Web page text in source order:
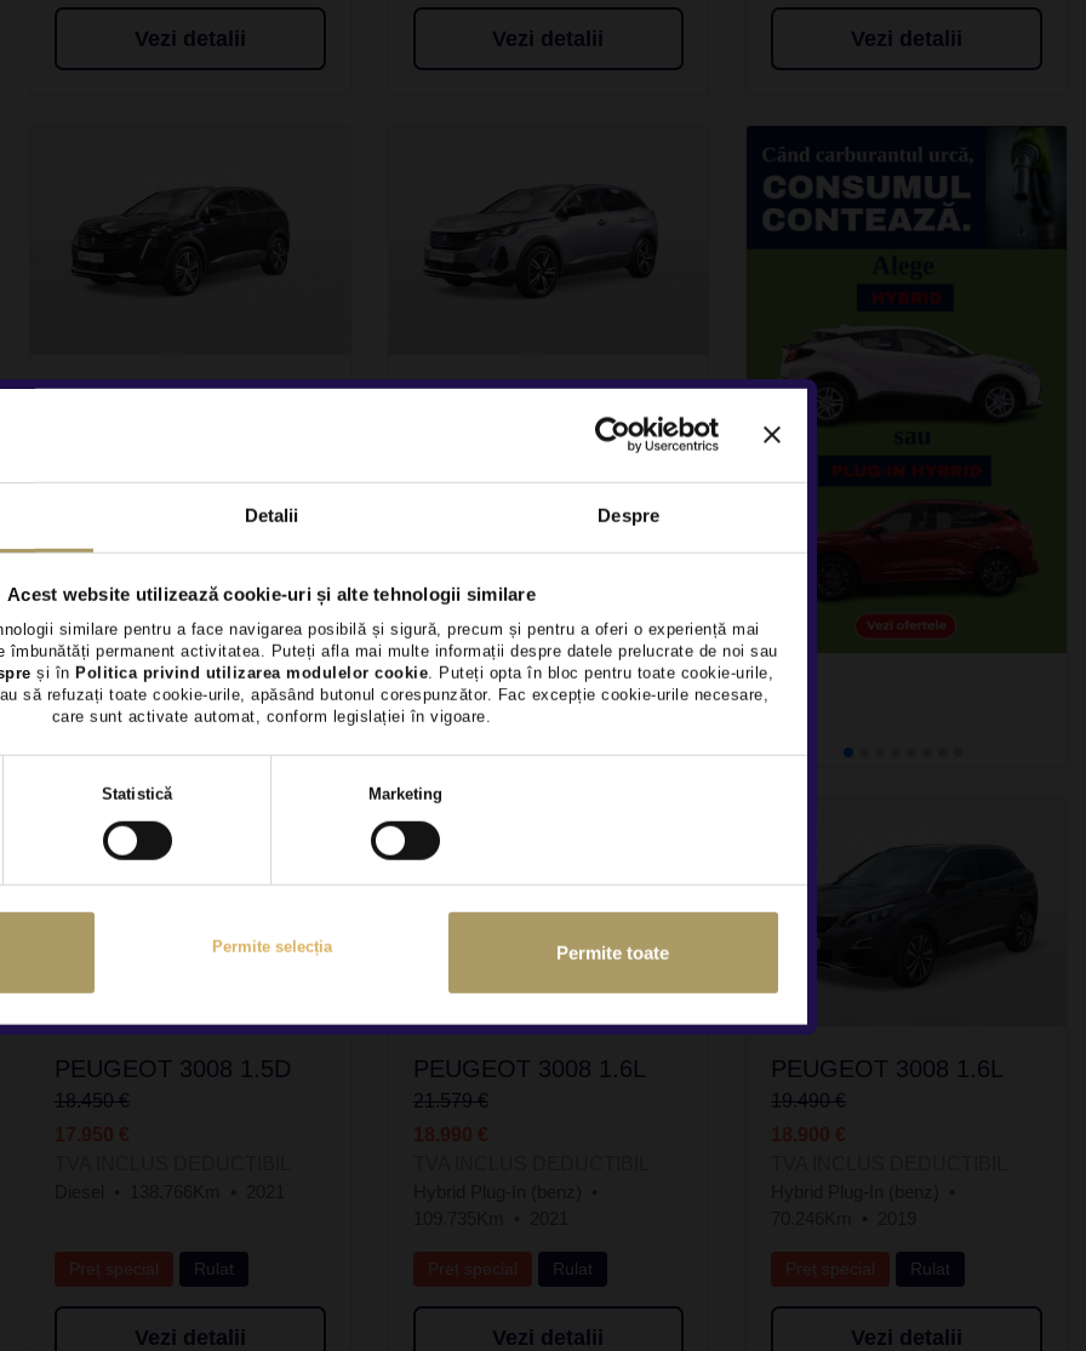
Detalii Despre
Acest website utilizează cookie-uri și alte tehnologii similare
similare pentru a face navigarea posibilă și sigură, precum și pentru a oferi o experiență mai
îmbunătăți permanent activitatea. Puteți afla mai multe informații despre datele prelucrate de noi sau
și în Politica privind utilizarea modulelor cookie. Puteți opta în bloc pentru toate cookie-urile,
să refuzați toate cookie-urile, apăsând butonul corespunzător. Fac excepție cookie-urile necesare,
care sunt activate automat, conform legislației în vigoare.
consimțământului
Statistică Marketing
Permite selecția Permite toate
Vezi detalii Vezi detalii Vezi detalii
PEUGEOT 3008 1.6L
Preț special Rulat
Vezi detalii
PEUGEOT 3008 1.6L
Preț special
Rezervat
Vezi detalii
PEUGEOT 3008 1.5D
18.450 €
17.950 €
Preț special Rulat
Vezi detalii
PEUGEOT 3008 1.6L
21.579 €
18.990 €
Preț special Rulat
Vezi detalii
PEUGEOT 3008 1.6L
19.490 €
18.900 €
Preț special Rulat
Vezi detalii
×